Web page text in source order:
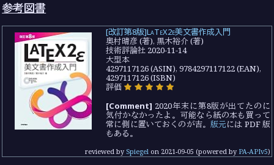
参考図書
[改訂第8版]LaTeX2ε美文書作成入門
奥村晴彦 (著), 黒木裕介 (著)
技術評論社 2020-11-14
大型本
4297117126 (ASIN), 9784297117122 (EAN),
4297117126 (ISBN)
評価
[Comment] 2020年末に第8版が出てたのに
気付かなかったよ。可能なら紙の本も買って
常に側に置いておくのが吉。 版元には PDF 版
もある。
reviewed by Spiegelon 2021-09-05 (powered by PA-APIv5)